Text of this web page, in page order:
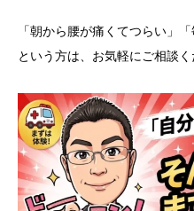
「朝から腰が痛くてつらい」
という方は、お気軽にご相談